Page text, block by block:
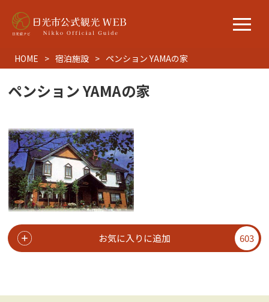
HOME 宿泊施設 ペンション YAMAの家
ペンション YAMAの家
お気に入りに追加 603